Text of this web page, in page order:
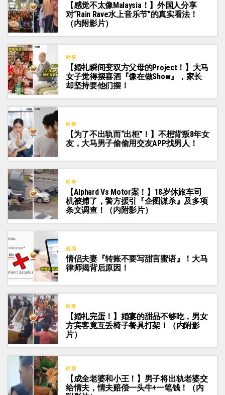
【感觉不太像Malaysia！】外国人分享
对“Rain Rave水上音乐节”的真实看法！
（内附影片）
时事
【婚礼瞬间变双方父母的Project！】大马
女子觉得摆喜酒『像在做Show』，家长
却坚持要他们摆！
时事
【为了不出轨而“出柜”！】不想背叛8年女
友，大马男子偷偷用交友APP找男人！
时事
【Alphard Vs Motor案！】18岁休旅车司
机被捕了，警方援引『企图谋杀』及多项
条文调查！（内附影片）
趣闻
情侣夫妻『转账不要写甜言蜜语』！大马
律师揭背后原因！
时事
【婚礼完蛋！】婚宴的甜品不够吃，男女
方宾客竟互丢椅子餐具打架！（内附影
片）
时事
【成全老婆和小王！】男子将出轨老婆交
给情夫，情夫赔偿一头牛+一笔钱！（内